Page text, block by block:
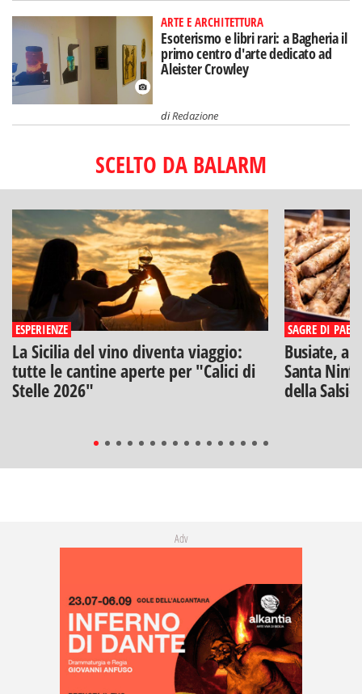
ARTE E ARCHITETTURA
Esoterismo e libri rari: a Bagheria il
primo centro d'arte dedicato ad
Aleister Crowley
diRedazione
SCELTO DA BALARM
ESPERIENZE
La Sicilia del vino diventa viaggio:
tutte le cantine aperte per "Calici di
Stelle 2026"
SAGRE DI PAESE
Busiate,
Santa
della
Adv